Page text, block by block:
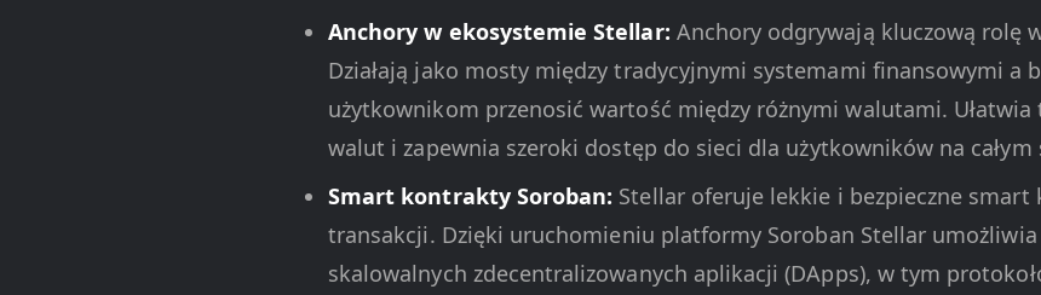
Anchory w ekosystemie Stellar: Anchory odgrywają kluczową rolę
Działają jako mosty między tradycyjnymi systemami finansowymi a
użytkownikom przenosić wartość między różnymi walutami.
walut i zapewnia szeroki dostęp do sieci dla użytkowników na całym
Smart kontrakty Soroban: Stellar oferuje lekkie i bezpieczne
transakcji. Dzięki uruchomieniu platformy Soroban Stellar umożliwia
skalowalnych zdecentralizowanych aplikacji (DApps), w tym